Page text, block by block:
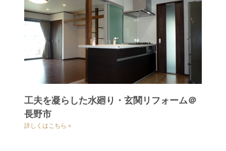
工夫を凝らした水廻り・玄関リフォーム＠
長野市
詳しくはこちら »